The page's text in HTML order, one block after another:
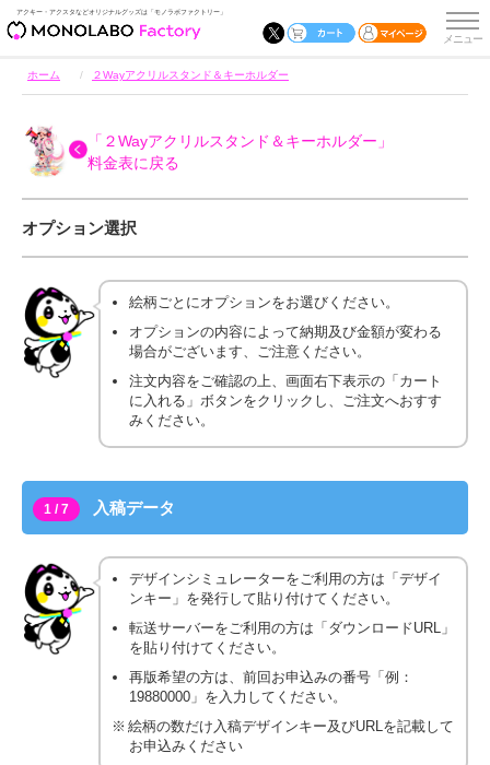
アクキー・アクスタなどオリジナルグッズは「モノラボファクトリー」
ホーム ２Wayアクリルスタンド＆キーホルダー
「２Wayアクリルスタンド＆キーホルダー」
料金表に戻る
オプション選択
絵柄ごとにオプションをお選びください。
オプションの内容によって納期及び金額が変わる
場合がございます、ご注意ください。
注文内容をご確認の上、画面右下表示の「カート
に入れる」ボタンをクリックし、ご注文へおすす
みください。
1 / 7 入稿データ
デザインシミュレーターをご利用の方は「デザイ
ンキー」を発行して貼り付けてください。
転送サーバーをご利用の方は「ダウンロードURL」
を貼り付けてください。
再版希望の方は、前回お申込みの番号「例：
19880000」を入力してください。
絵柄の数だけ入稿デザインキー及びURLを記載して
お申込みください